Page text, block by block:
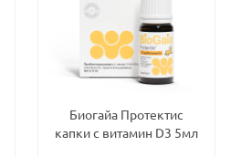
Биогайа Протектис
капки с витамин D3 5мл